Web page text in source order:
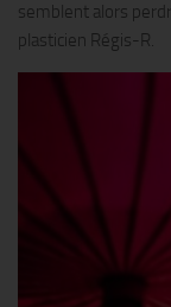
semblent alors
plasticien Régis-R.